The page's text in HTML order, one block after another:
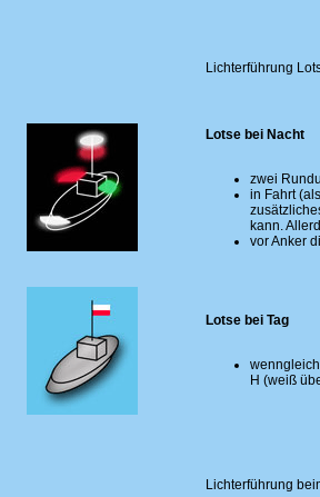
Lichterführung
Lotse bei Nacht
zwei
in Fahrt
kann.
vor Anker
Lotse bei Tag
H (weiß
Lichterführung